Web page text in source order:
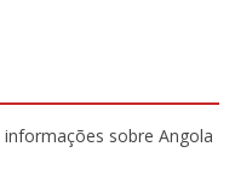
sobre Angola